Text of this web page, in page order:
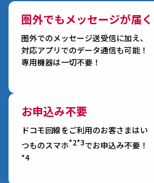
圏外でもメッセージが届く
圏外でのメッセージ送受信に加え、
対応アプリでのデータ通信も可能！
専用機器は一切不要！
お申込み不要
ドコモ回線をご利用のお客さまはい
つものスマホ*2*3でお申込み不要！
*4